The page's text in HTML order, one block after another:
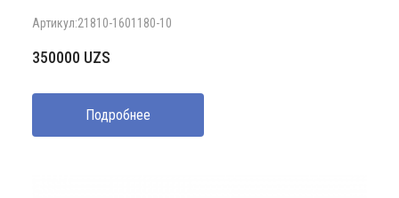
Артикул:21810-1601180-10
350000 UZS
Подробнее